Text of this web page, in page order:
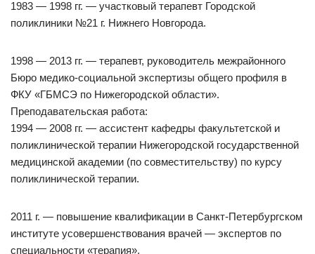
1983 — 1998 гг. — участковый терапевт Городской
поликлиники №21 г. Нижнего Новгорода.
1998 — 2013 гг. — терапевт, руководитель межрайонного
Бюро медико-социальной экспертизы общего профиля в
ФКУ «ГБМСЭ по Нижегородской области».
Преподавательская работа:
1994 — 2008 гг. — ассистент кафедры факультетской и
поликлинической терапии Нижегородской государственной
медицинской академии (по совместительству) по курсу
поликлинической терапии.
2011 г. — повышение квалификации в Санкт-Петербургском
институте усовершенствования врачей — экспертов по
специальности «терапия».